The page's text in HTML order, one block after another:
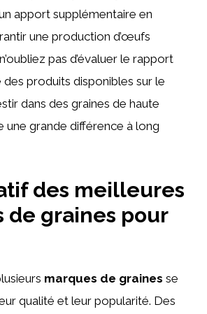
apport supplémentaire en
une production d’œufs
pas d’évaluer le rapport
des produits disponibles sur le
dans des graines de haute
une grande différence à long
des meilleures
de graines pour
marques de graines se
qualité et leur popularité. Des